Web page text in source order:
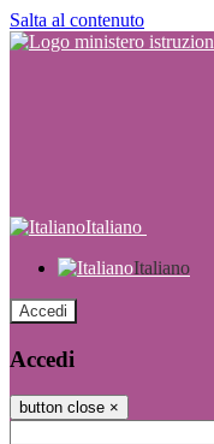
Salta al contenuto
Italiano
Italiano
Accedi
Accedi
button close ×